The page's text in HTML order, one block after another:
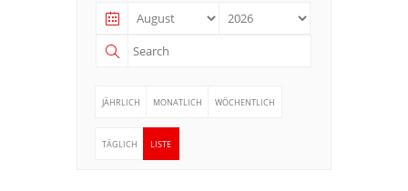
JÄHRLICH MONATLICH WÖCHENTLICH
TÄGLICH LISTE